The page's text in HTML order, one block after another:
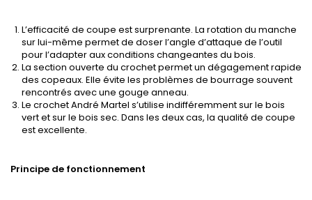
L’efficacité de coupe est surprenante. La rotation du manche
sur lui-même permet de doser l’angle d’attaque de l’outil
pour l’adapter aux conditions changeantes du bois.
La section ouverte du crochet permet un dégagement rapide
des copeaux. Elle évite les problèmes de bourrage souvent
rencontrés avec une gouge anneau.
Le crochet André Martel s’utilise indifféremment sur le bois
vert et sur le bois sec. Dans les deux cas, la qualité de coupe
est excellente.
Principe de fonctionnement